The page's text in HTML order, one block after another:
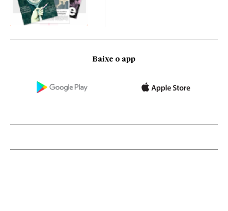
Baixe o app